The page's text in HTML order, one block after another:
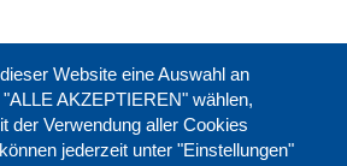
Website eine Auswahl an
AKZEPTIEREN" wählen,
der Verwendung aller Cookies
jederzeit unter "Einstellungen"